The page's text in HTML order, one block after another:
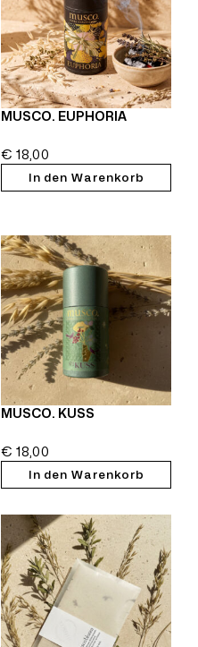
MUSCO. EUPHORIA
€ 18,00
In den Warenkorb
MUSCO. KUSS
€ 18,00
In den Warenkorb